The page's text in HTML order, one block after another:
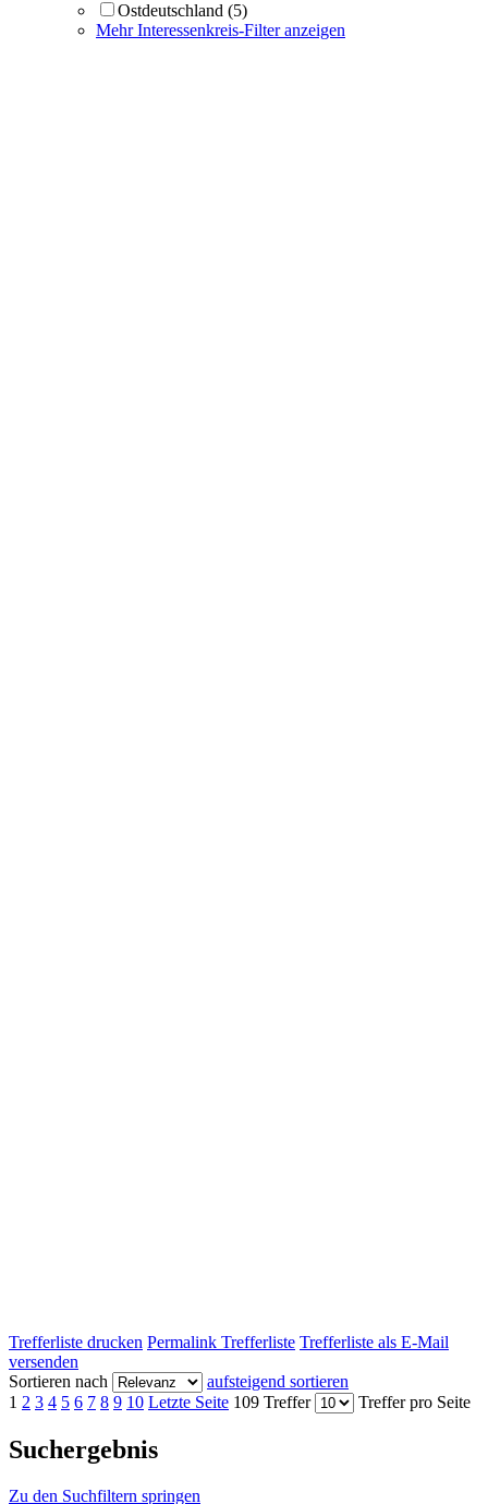
Ostdeutschland (5)
Mehr Interessenkreis-Filter anzeigen
Trefferliste drucken Permalink Trefferliste Trefferliste als E-Mail
versenden
Sortieren nach
aufsteigend sortieren
1 2 3 4 5 6 7 8 9 10 Letzte Seite 109 Treffer Treffer pro Seite
Suchergebnis
Zu den Suchfiltern springen